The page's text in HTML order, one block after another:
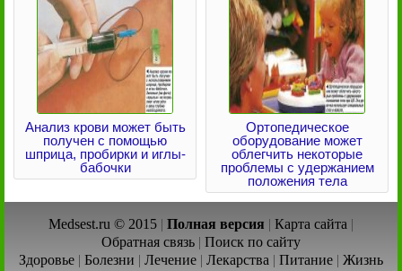
Анализ крови может быть
получен с помощью
шприца, пробирки и иглы-
бабочки
Ортопедическое
оборудование может
облегчить некоторые
проблемы с удержанием
положения тела
Medsest.ru © 2015 | Полная версия | Карта сайта |
Обратная связь | Поиск по сайту
Здоровье | Болезни | Лечение | Лекарства | Питание | Жизнь